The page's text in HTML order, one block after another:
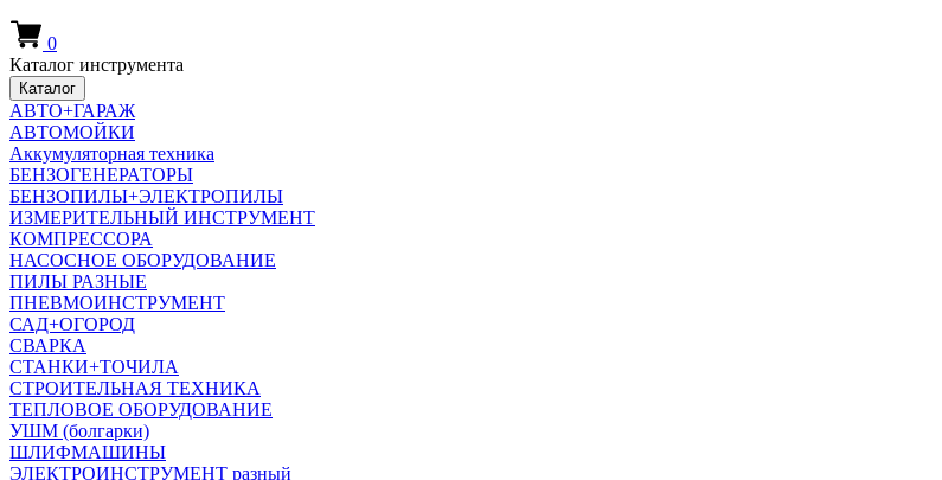
0
Каталог инструмента
Каталог
АВТО+ГАРАЖ
АВТОМОЙКИ
Аккумуляторная техника
БЕНЗОГЕНЕРАТОРЫ
БЕНЗОПИЛЫ+ЭЛЕКТРОПИЛЫ
ИЗМЕРИТЕЛЬНЫЙ ИНСТРУМЕНТ
КОМПРЕССОРА
НАСОСНОЕ ОБОРУДОВАНИЕ
ПИЛЫ РАЗНЫЕ
ПНЕВМОИНСТРУМЕНТ
САД+ОГОРОД
СВАРКА
СТАНКИ+ТОЧИЛА
СТРОИТЕЛЬНАЯ ТЕХНИКА
ТЕПЛОВОЕ ОБОРУДОВАНИЕ
УШМ (болгарки)
ШЛИФМАШИНЫ
ЭЛЕКТРОИНСТРУМЕНТ разный